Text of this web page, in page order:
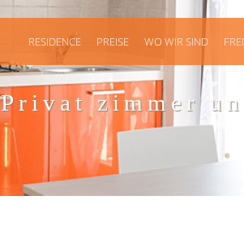
RESIDENCE PREISE WO WIR SIND
Privat zimmer